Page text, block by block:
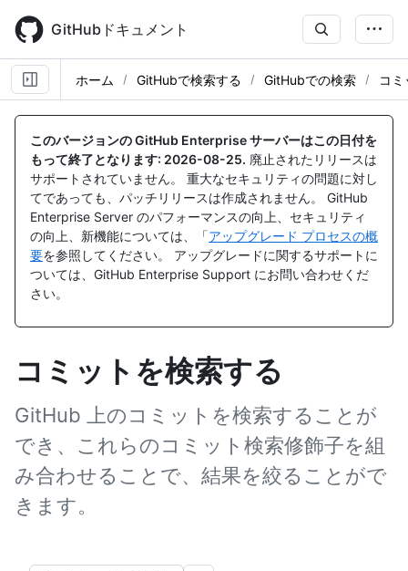
main
content
GitHubドキュメント
ホーム GitHubで検索する GitHubでの検索 コ
このバージョンの GitHub Enterprise サーバーはこの日付を
もって終了となります: 2026-08-25. 廃止されたリリースは
サポートされていません。 重大なセキュリティの問題に対し
てであっても、パッチリリースは作成されません。 GitHub
Enterprise Server のパフォーマンスの向上、セキュリティ
の向上、新機能については、「アップグレード プロセスの概
要を参照してください。 アップグレードに関するサポートに
ついては、GitHub Enterprise Support にお問い合わせくだ
さい。
コミットを検索する
GitHub 上のコミットを検索することが
でき、これらのコミット検索修飾子を組
み合わせることで、結果を絞ることがで
きます。